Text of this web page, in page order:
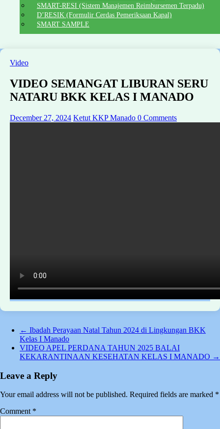
SMART-RESI (Sistem Manajemen Reimbursemen Terpadu)
D’RESIK (Formulir Cerdas Pemeriksaan Kapal)
SMART SAMPLE
Video
VIDEO SEMANGAT LIBURAN SERU
NATARU BKK KELAS I MANADO
December 27, 2024 Ketut KKP Manado 0 Comments
← Ibadah Perayaan Natal Tahun 2024 di Lingkungan BKK
Kelas I Manado
VIDEO APEL PERDANA TAHUN 2025 BALAI
KEKARANTINAAN KESEHATAN KELAS I MANADO →
Leave a Reply
Your email address will not be published. Required fields are marked *
Comment *